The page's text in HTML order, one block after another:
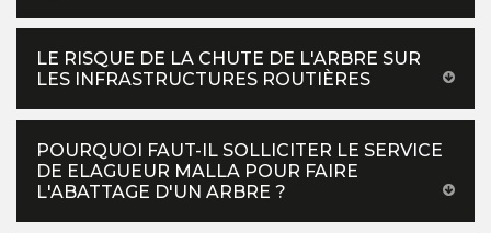
LE RISQUE DE LA CHUTE DE L'ARBRE SUR
LES INFRASTRUCTURES ROUTIÈRES
POURQUOI FAUT-IL SOLLICITER LE SERVICE
DE ELAGUEUR MALLA POUR FAIRE
L'ABATTAGE D'UN ARBRE ?